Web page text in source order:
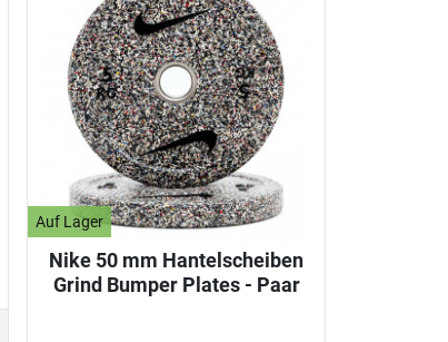
Auf Lager
Nike 50 mm Hantelscheiben
Grind Bumper Plates - Paar